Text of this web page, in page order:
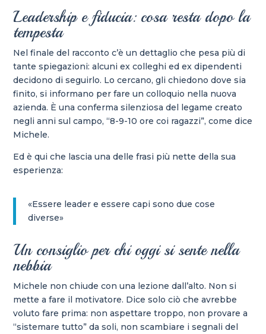
Leadership e fiducia: cosa resta dopo la
tempesta
Nel finale del racconto c’è un dettaglio che pesa più di
tante spiegazioni: alcuni ex colleghi ed ex dipendenti
decidono di seguirlo. Lo cercano, gli chiedono dove sia
finito, si informano per fare un colloquio nella nuova
azienda. È una conferma silenziosa del legame creato
negli anni sul campo, “8-9-10 ore coi ragazzi”, come dice
Michele.
Ed è qui che lascia una delle frasi più nette della sua
esperienza:
«Essere leader e essere capi sono due cose
diverse»
Un consiglio per chi oggi si sente nella
nebbia
Michele non chiude con una lezione dall’alto. Non si
mette a fare il motivatore. Dice solo ciò che avrebbe
voluto fare prima: non aspettare troppo, non provare a
“sistemare tutto” da soli, non scambiare i segnali del